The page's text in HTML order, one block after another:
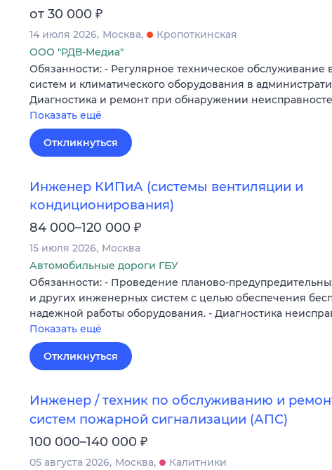
от 30 000 ₽
14 июля 2026 Москва
Кропоткинская
ООО "РДВ-Медиа"
Обязанности: - Регулярное техническое обслуживание
систем и климатического оборудования в
Диагностика и ремонт при обнаружении
Показать ещё
Откликнуться
Инженер КИПиА (системы вентиляции и
кондиционирования)
84 000–120 000 ₽
15 июля 2026 Москва
Автомобильные дороги ГБУ
Обязанности: - Проведение планово-
и других инженерных систем с целью обеспечения
надежной работы оборудования. - Диагностика
Показать ещё
Откликнуться
Инженер / техник по обслуживанию и
систем пожарной сигнализации (АПС)
100 000–140 000 ₽
05 августа 2026 Москва
Калитники